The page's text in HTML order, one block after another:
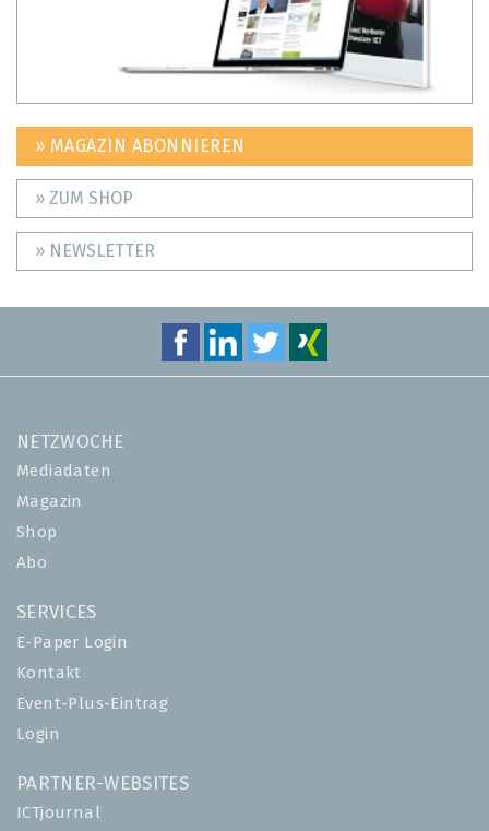
» MAGAZIN ABONNIEREN
» ZUM SHOP
» NEWSLETTER
NETZWOCHE
Mediadaten
Magazin
Shop
Abo
SERVICES
E-Paper Login
Kontakt
Event-Plus-Eintrag
Login
PARTNER-WEBSITES
ICTjournal